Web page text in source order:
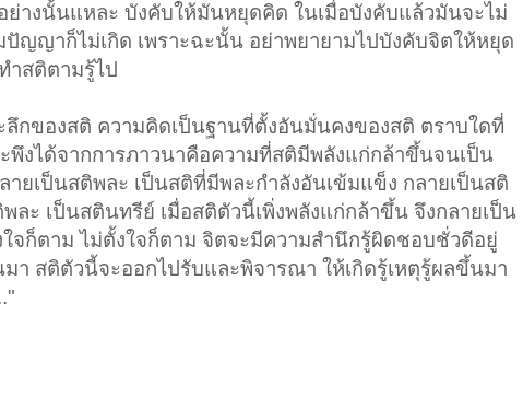
ย่างนั้นแหละ บังคับให้มันหยุดคิด ในเมื่อบังคับแล้วมันจะไม่
ญญาก็ไม่เกิด เพราะฉะนั้น อย่าพยายามไปบังคับจิตให้หยุด
ำสติตามรู้ไป
ลึกของสติ ความคิดเป็นฐานที่ตั้งอันมั่นคงของสติ ตราบใดที่
พึงได้จากการภาวนาคือความที่สติมีพลังแก่กล้าขึ้นจนเป็น
ยเป็นสติพละ เป็นสติที่มีพละกำลังอันเข้มแข็ง กลายเป็นสติ
ละ เป็นสตินทรีย์ เมื่อสติตัวนี้เพิ่งพลังแก่กล้าขึ้น จึงกลายเป็น
จก็ตาม ไม่ตั้งใจก็ตาม จิตจะมีความสำนึกรู้ผิดชอบชั่วดีอยู่
า สติตัวนี้จะออกไปรับและพิจารณา ให้เกิดรู้เหตุรู้ผลขึ้นมา